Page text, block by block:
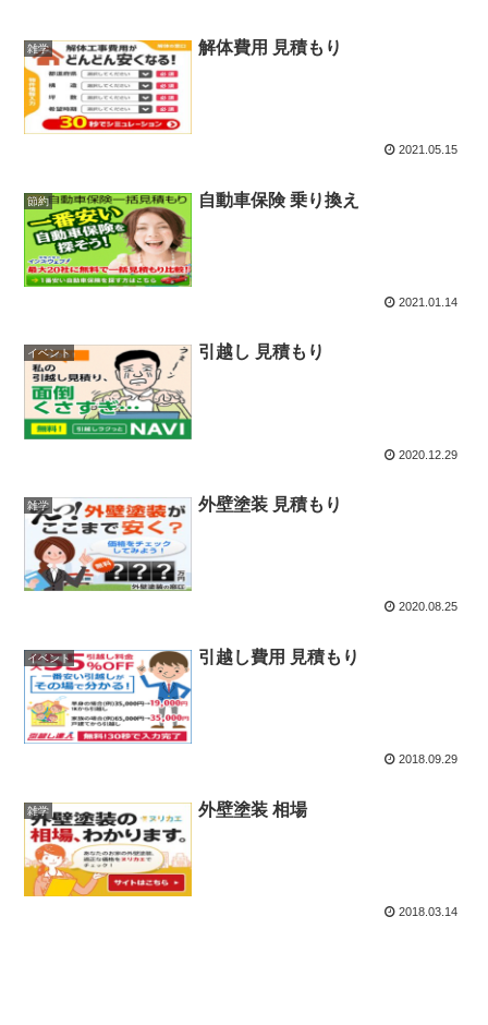
雑学 解体費用 見積もり
2021.05.15
節約 自動車保険 乗り換え
2021.01.14
イベント 引越し 見積もり
2020.12.29
雑学 外壁塗装 見積もり
2020.08.25
イベント 引越し費用 見積もり
2018.09.29
雑学 外壁塗装 相場
2018.03.14